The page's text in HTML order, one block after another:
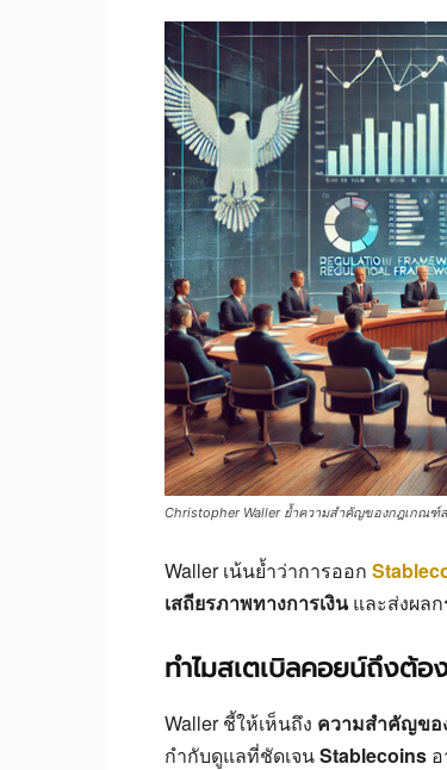
Christopher Waller ย้ำความสำคัญของกฎเกณฑ์
Waller เน้นย้ำว่าการออก
เสถียรภาพทางการเงินและส่งผลก
ทำไมสเตเบิลคอยน์ถึงต้อ
Waller ชี้ให้เห็นถึง ความสำคัญขอ
กำกับดูแลที่ชัดเจนStablecoins